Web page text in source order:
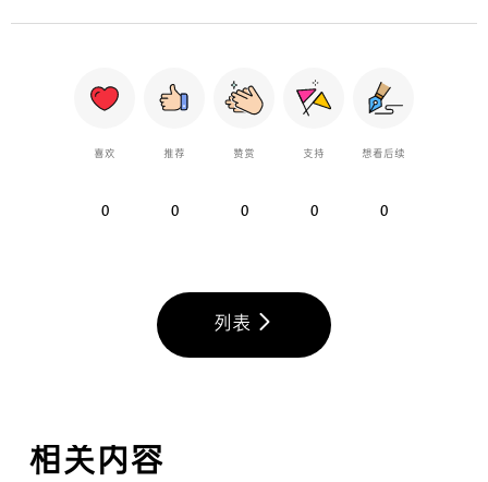
喜欢
0
推荐
0
赞赏
0
支持
0
想看后续
0
列表
相关内容